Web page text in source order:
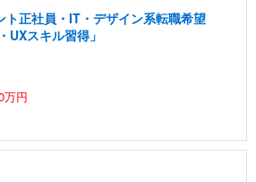
ト正社員・IT・デザイン系転職希望
UXスキル習得」
万円